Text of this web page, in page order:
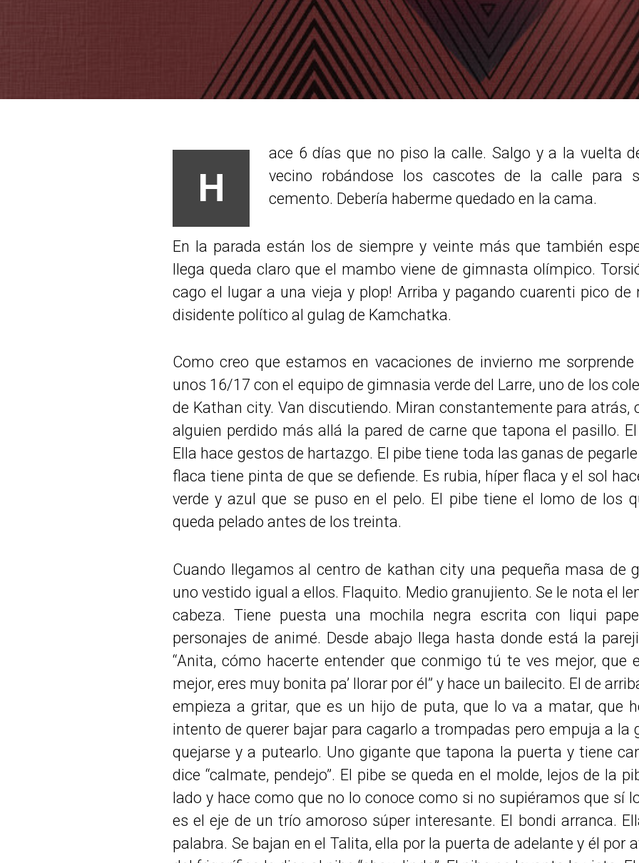
H
ace 6 días que no piso la calle. Salgo y a la vuelta
vecino robándose los cascotes de la calle para
cemento. Debería haberme quedado en la cama.
En la parada están los de siempre y veinte más que también
llega queda claro que el mambo viene de gimnasta olímpico.
cago el lugar a una vieja y plop! Arriba y pagando cuarenti pico
disidente político al gulag de Kamchatka.
Como creo que estamos en vacaciones de invierno me
unos 16/17 con el equipo de gimnasia verde del Larre, uno de los
de Kathan city. Van discutiendo. Miran constantemente para atrás,
alguien perdido más allá la pared de carne que tapona el pasillo.
Ella hace gestos de hartazgo. El pibe tiene toda las ganas de
flaca tiene pinta de que se defiende. Es rubia, híper flaca y el sol
verde y azul que se puso en el pelo. El pibe tiene el lomo de los
queda pelado antes de los treinta.
Cuando llegamos al centro de kathan city una pequeña masa de
uno vestido igual a ellos. Flaquito. Medio granujiento. Se le nota el
cabeza. Tiene puesta una mochila negra escrita con liqui
personajes de animé. Desde abajo llega hasta donde está la
“Anita, cómo hacerte entender que conmigo tú te ves mejor,
mejor, eres muy bonita pa’ llorar por él” y hace un bailecito. El de
empieza a gritar, que es un hijo de puta, que lo va a matar, que
intento de querer bajar para cagarlo a trompadas pero empuja a la
quejarse y a putearlo. Uno gigante que tapona la puerta y tiene
dice “calmate, pendejo”. El pibe se queda en el molde, lejos de la
lado y hace como que no lo conoce como si no supiéramos que sí
es el eje de un trío amoroso súper interesante. El bondi arranca.
palabra. Se bajan en el Talita, ella por la puerta de adelante y él por